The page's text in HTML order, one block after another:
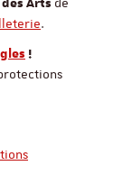
Arts
.
!